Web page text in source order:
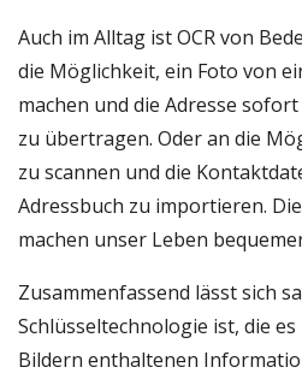
Auch im Alltag ist OCR von
die Möglichkeit, ein Foto von
machen und die Adresse
zu übertragen. Oder an die
zu scannen und die
Adressbuch zu importieren.
machen unser Leben
Zusammenfassend lässt sich
Schlüsseltechnologie ist, die
Bildern enthaltenen